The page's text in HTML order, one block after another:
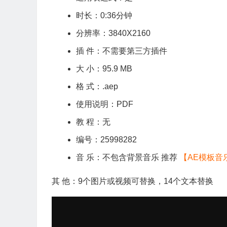
时长：0:36分钟
分辨率：3840X2160
插 件：不需要第三方插件
大 小：95.9 MB
格 式：.aep
使用说明：PDF
教 程：无
编号：25998282
音 乐：不包含背景音乐 推荐 【AE模板音
其 他：9个图片或视频可替换，14个文本替换